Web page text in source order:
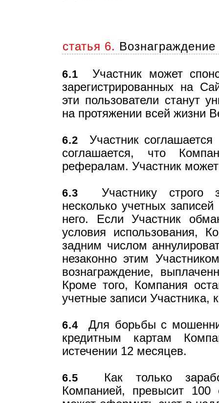
статья 6.
6.1 Участник может
зарегистрированных на
эти пользователи станут
на протяжении всей жизни
6.2 Участник
соглашается, что
рефералам. Участник может
6.3 Участнику строго
несколько учетных
него. Если Участник
условия использования,
задним числом
незаконно этим
вознаграждение,
Кроме того, Компания
учетные записи Участника,
6.4 Для борьбы с
кредитным картам
истечении 12 месяцев.
6.5 Как только
Компанией, превысит 100